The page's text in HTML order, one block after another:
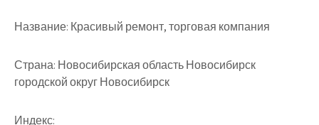
Название: Красивый ремонт, торговая компания
Страна: Новосибирская область Новосибирск
городской округ Новосибирск
Индекс: